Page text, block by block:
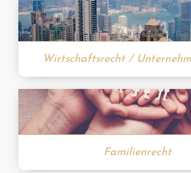
Wirtschaftsrecht /
Familienrecht